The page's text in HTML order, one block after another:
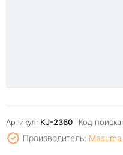
Артикул: KJ-2360 Код поиска:
Производитель: Masuma